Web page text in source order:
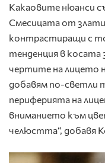
Какаовите нюанси
Смесицата от
контрастиращи с
тенденция в косата
чертите на лицето
добавям по-светли
периферията на
вниманието към
челюстта“, добавя